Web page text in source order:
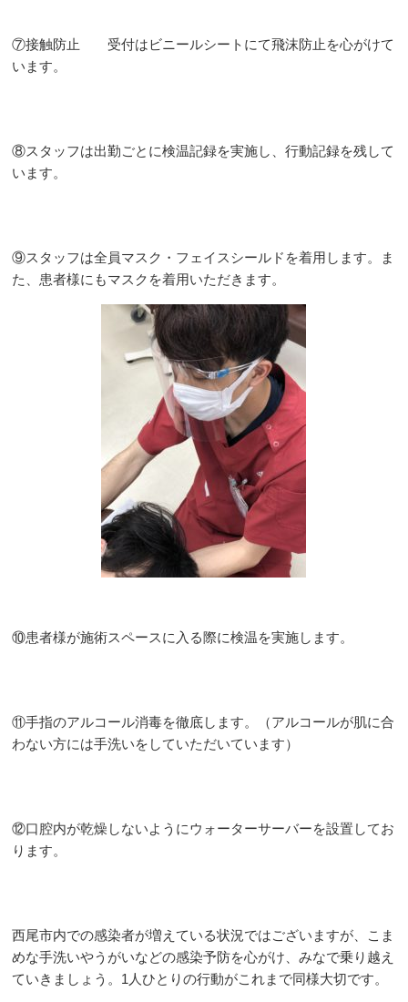
⑦接触防止 受付はビニールシートにて飛沫防止を心がけて
います。
⑧スタッフは出勤ごとに検温記録を実施し、行動記録を残して
います。
⑨スタッフは全員マスク・フェイスシールドを着用します。ま
た、患者様にもマスクを着用いただきます。
⑩患者様が施術スペースに入る際に検温を実施します。
⑪手指のアルコール消毒を徹底します。（アルコールが肌に合
わない方には手洗いをしていただいています）
⑫口腔内が乾燥しないようにウォーターサーバーを設置してお
ります。
西尾市内での感染者が増えている状況ではございますが、こま
めな手洗いやうがいなどの感染予防を心がけ、みなで乗り越え
ていきましょう。1人ひとりの行動がこれまで同様大切です。